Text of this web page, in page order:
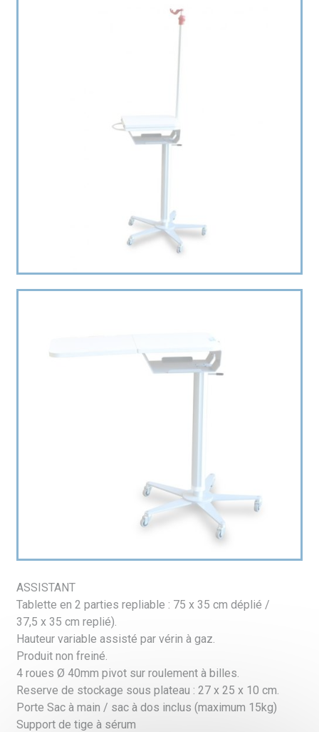
ASSISTANT
Tablette en 2 parties repliable : 75 x 35 cm déplié /
37,5 x 35 cm replié).
Hauteur variable assisté par vérin à gaz.
Produit non freiné.
4 roues Ø 40mm pivot sur roulement à billes.
Reserve de stockage sous plateau : 27 x 25 x 10 cm.
Porte Sac à main / sac à dos inclus (maximum 15kg)
Support de tige à sérum